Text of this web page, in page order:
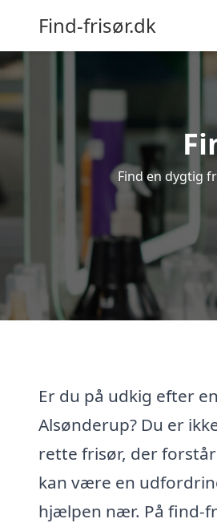
Find-frisør.dk
Find en dygtig
Er du på udkig efter
Alsønderup? Du er
rette frisør, der
kan være en
hjælpen nær. På find-